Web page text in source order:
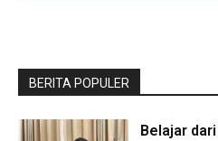
BERITA POPULER
Belajar